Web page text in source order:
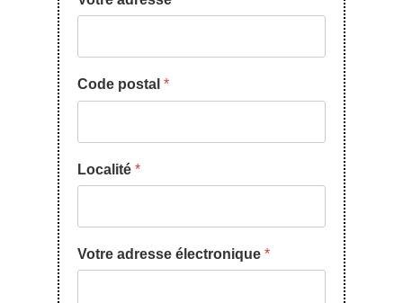
Code postal *
Localité *
Votre adresse électronique *